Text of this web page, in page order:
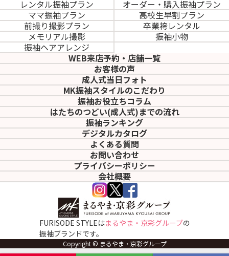
レンタル振袖プラン
オーダー・購入振袖プラン
ママ振袖プラン
高校生早割プラン
前撮り撮影プラン
卒業袴レンタル
メモリアル撮影
振袖小物
振袖ヘアアレンジ
WEB来店予約・店舗一覧
お客様の声
成人式当日フォト
MK振袖スタイルのこだわり
振袖お役立ちコラム
はたちのつどい(成人式)までの流れ
振袖ランキング
デジタルカタログ
よくある質問
お問い合わせ
プライバシーポリシー
会社概要
FURISODE STYLEはまるやま・京彩グループの
振袖ブランドです。
Copyright © まるやま・京彩グループ